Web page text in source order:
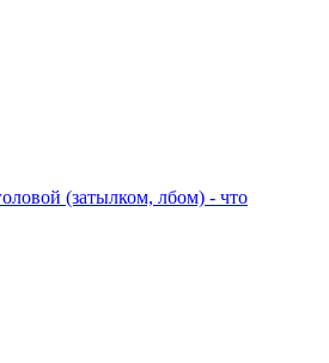
(затылком, лбом) - что